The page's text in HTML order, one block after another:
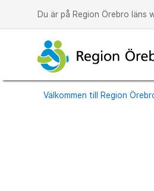
Du är på Region Örebro läns
Välkommen till Region